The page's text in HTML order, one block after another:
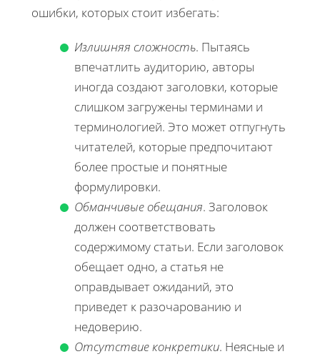
ошибки, которых стоит избегать:
Излишняя сложность. Пытаясь
впечатлить аудиторию, авторы
иногда создают заголовки, которые
слишком загружены терминами и
терминологией. Это может отпугнуть
читателей, которые предпочитают
более простые и понятные
формулировки.
Обманчивые обещания. Заголовок
должен соответствовать
содержимому статьи. Если заголовок
обещает одно, а статья не
оправдывает ожиданий, это
приведет к разочарованию и
недоверию.
Отсутствие конкретики. Неясные и